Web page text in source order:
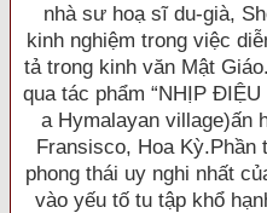
nhà sư hoạ sĩ du-già,
kinh nghiệm trong việc
tả trong kinh văn Mật
qua tác phẩm “NHỊP
a Hymalayan village)ấn
Fransisco, Hoa Kỳ.Phần
phong thái uy nghi nhất
vào yếu tố tu tập khổ